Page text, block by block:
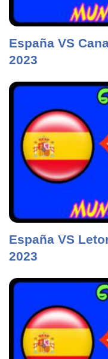
España VS
2023
España VS
2023